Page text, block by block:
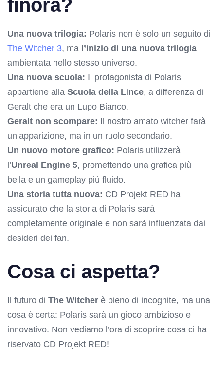
finora?
Una nuova trilogia: Polaris non è solo un seguito di
The Witcher 3, ma l’inizio di una nuova trilogia
ambientata nello stesso universo.
Una nuova scuola: Il protagonista di Polaris
appartiene alla Scuola della Lince, a differenza di
Geralt che era un Lupo Bianco.
Geralt non scompare: Il nostro amato witcher farà
un’apparizione, ma in un ruolo secondario.
Un nuovo motore grafico: Polaris utilizzerà
l’Unreal Engine 5, promettendo una grafica più
bella e un gameplay più fluido.
Una storia tutta nuova: CD Projekt RED ha
assicurato che la storia di Polaris sarà
completamente originale e non sarà influenzata dai
desideri dei fan.
Cosa ci aspetta?
Il futuro di The Witcher è pieno di incognite, ma una
cosa è certa: Polaris sarà un gioco ambizioso e
innovativo. Non vediamo l’ora di scoprire cosa ci ha
riservato CD Projekt RED!